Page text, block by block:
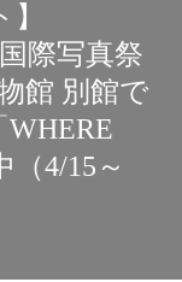
際写真祭
館 別館で
（4/15～